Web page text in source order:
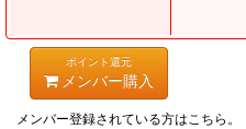
ポイント還元
メンバー購入
メンバー登録されている方はこちら。